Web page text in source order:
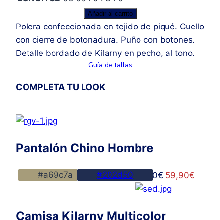
Polera
Piqué
Kilarny
cantidad
Añadir al carrito
Polera confeccionada en tejido de piqué. Cuello
con cierre de botonadura. Puño con botones.
Detalle bordado de Kilarny en pecho, al tono.
Guía de tallas
COMPLETA TU LOOK
Pantalón Chino Hombre
#a69c7a #202d50 74,00€ El
precio
era:
59,90€
Camisa Kilarny Multicolor